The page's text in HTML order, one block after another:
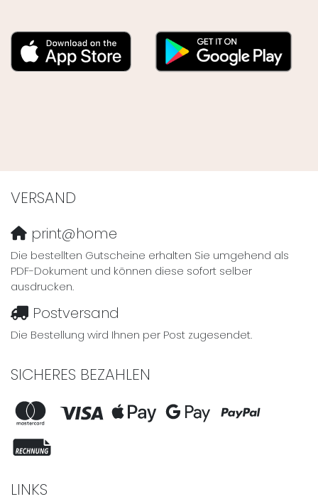
VERSAND
print@home
Die bestellten Gutscheine erhalten Sie umgehend als
PDF-Dokument und können diese sofort selber
ausdrucken.
Postversand
Die Bestellung wird Ihnen per Post zugesendet.
SICHERES BEZAHLEN
LINKS